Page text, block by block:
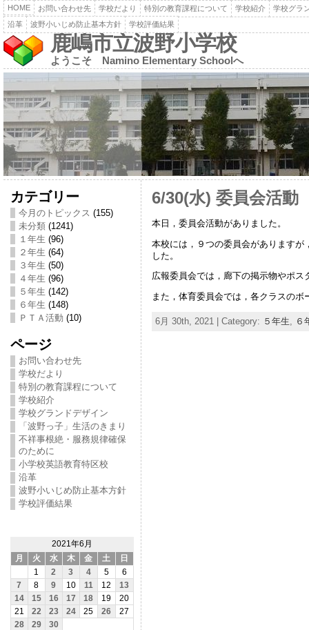
HOME お問い合わせ先 学校だより 特別の教育課程について 学校紹介
学校グラ
沿革
波野小いじめ防止基本方針 学校評価結果
鹿嶋市立波野小学校
ようこそ Namino Elementary Schoolへ
カテゴリー
今月のトピックス (155)
未分類(1241)
１年生 (96)
２年生 (64)
３年生 (50)
４年生 (96)
５年生 (142)
６年生 (148)
ＰＴＡ活動 (10)
ページ
お問い合わせ先
学校だより
特別の教育課程について
学校紹介
学校グランドデザイン
「波野っ子」生活のきまり
不祥事根絶・服務規律確保
のために
小学校英語教育特区校
沿革
波野小いじめ防止基本方針
学校評価結果
2021年6月
月
火 水 木 金 土 日
1 2 3 4 5
6
7
8 9 10 11 12
13
14
15 16 17 18 19
20
21
22 23 24 25 26
27
28
29 30
6/30(水) 委員会活動
本日，委員会活動がありました。
本校には，９つの委員会があります
した。
広報委員会では，廊下の掲示物やポ
また，体育委員会では，各クラスの
6月 30th, 2021 | Category: ５年生 ６